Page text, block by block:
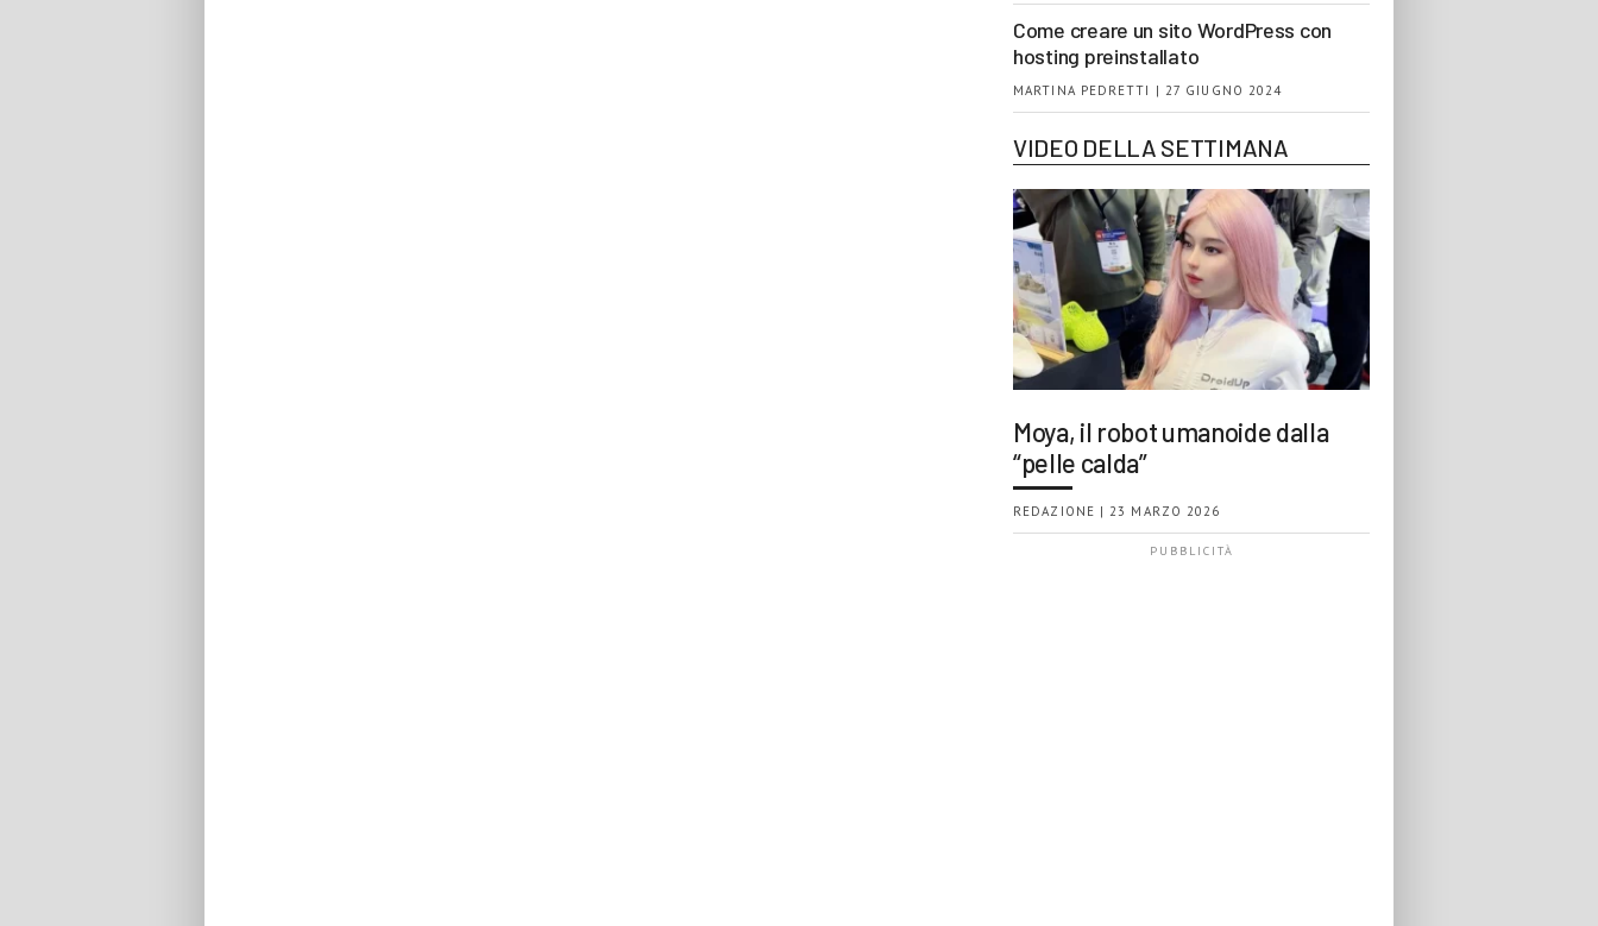
Come creare un sito WordPress con
hosting preinstallato
MARTINA PEDRETTI | 27 GIUGNO 2024
VIDEO DELLA SETTIMANA
Moya, il robot umanoide dalla
“pelle calda”
REDAZIONE | 23 MARZO 2026